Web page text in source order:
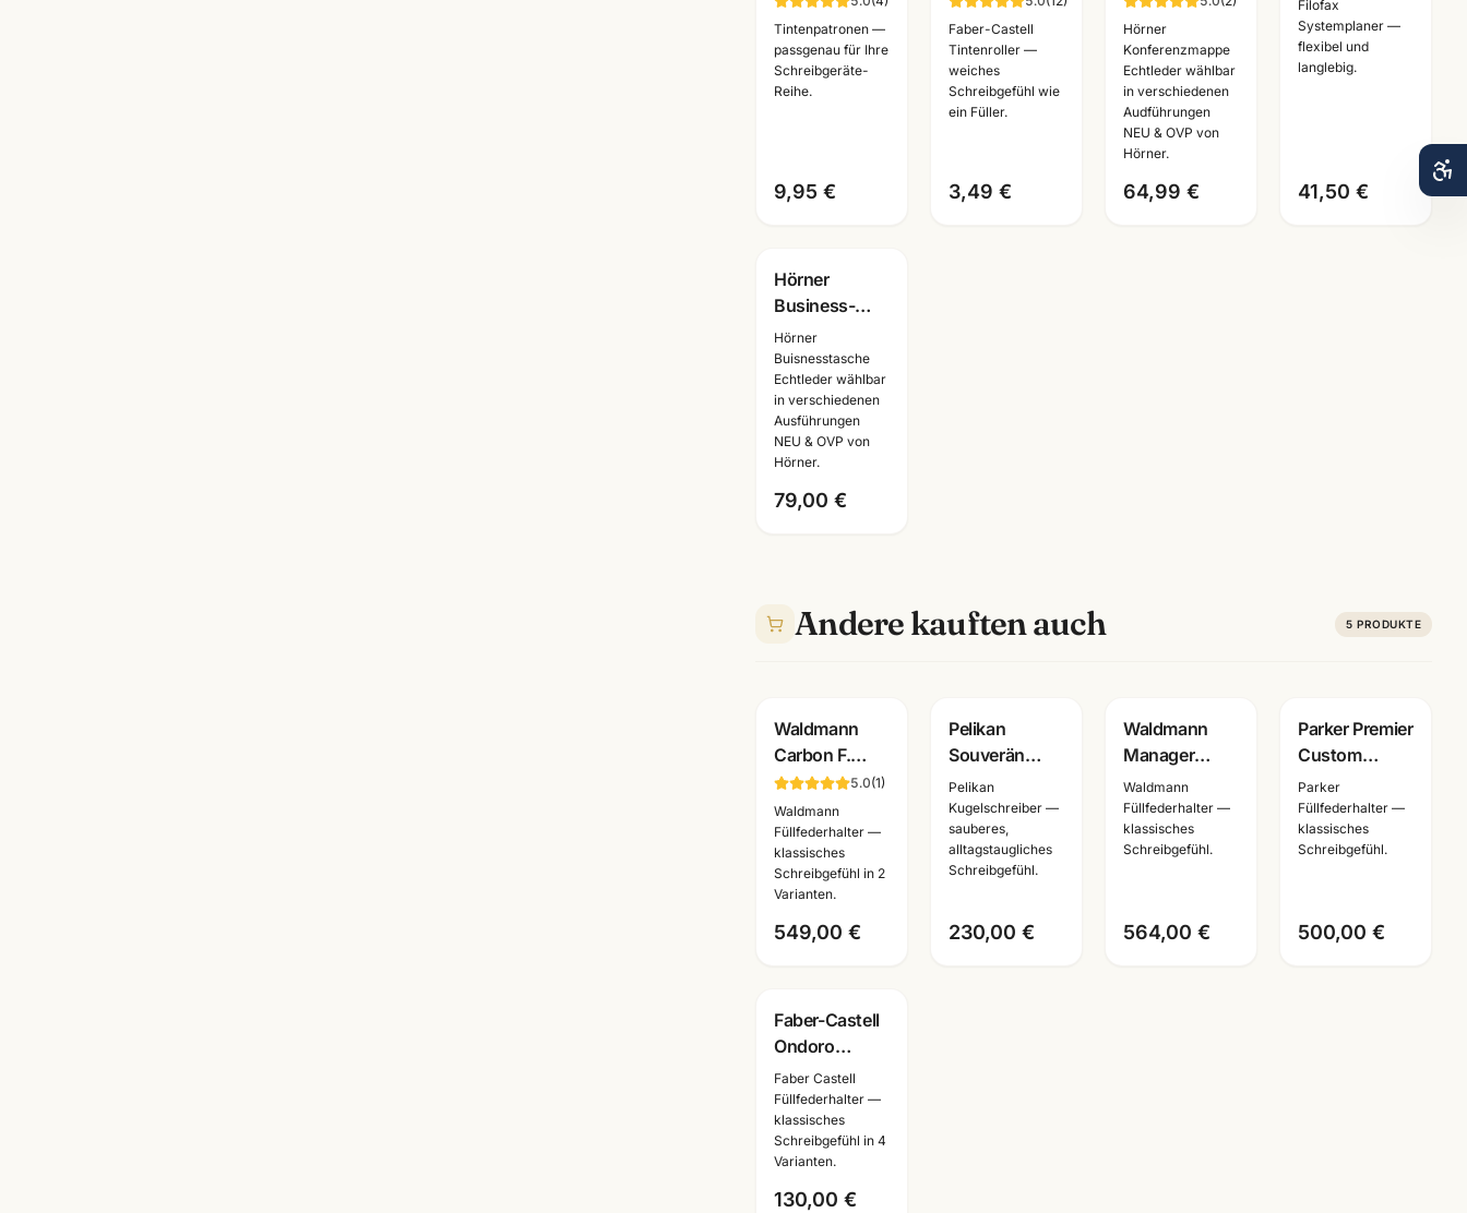
Farben ·
passend für
Montblanc
Füller
Tintenpatronen —
passgenau für Ihre
Schreibgeräte-
Reihe.
9,95 €
blau/schwarz
· Rollerball
Refill · WSF
Mannheim
Faber-Castell
Tintenroller —
weiches
Schreibgefühl wie
ein Füller.
3,49 €
verschiedene
Ausfuehrungen
·
Bueroausstattung
Mannheim
Hörner
Konferenzmappe
Echtleder wählbar
in verschiedenen
Audführungen
NEU & OVP von
Hörner.
64,99 €
Pocket/Personal
Organizer ·
waehlbare
Filofax
Systemplaner —
flexibel und
langlebig.
41,50 €
Hörner
Business-
Aktentasche
Echtleder ·
verschiedene
Ausfuehrungen
· Mannheim
Hörner
Buisnesstasche
Echtleder wählbar
in verschiedenen
Ausführungen
NEU & OVP von
Hörner.
79,00 €
Andere kauften auch 5 PRODUKTE
Waldmann
Carbon F.
Füller · 925
Sterling Silber
· Feder M/B
wählbar ·
9496/9497
5.0(1)
Waldmann
Füllfederhalter —
klassisches
Schreibgefühl in 2
Varianten.
549,00 €
Gravur
Pelikan
Souverän
K400
Stresemann
Kugelschreiber
· schwarz-
Pelikan
Kugelschreiber —
sauberes,
alltagstaugliches
Schreibgefühl.
230,00 €
Waldmann
Manager
Kolbenfueller
925 Sterling
Silber · 5799 ·
mit
Waldmann
Füllfederhalter —
klassisches
Schreibgefühl.
564,00 €
Parker Premier
Custom
Tartan Füller ·
Feder M ·
Lacquer ·
Schreibgeräte
Parker
Füllfederhalter —
klassisches
Schreibgefühl.
500,00 €
Faber-Castell
Ondoro
Räuchereiche
Schreibset ·
Füller + Roller
+ Kuli · mit
Faber Castell
Füllfederhalter —
klassisches
Schreibgefühl in 4
Varianten.
130,00 €